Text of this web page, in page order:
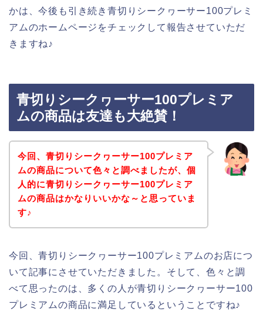
かは、今後も引き続き青切りシークヮーサー100プレミ
アムのホームページをチェックして報告させていただ
きますね♪
青切りシークヮーサー100プレミア
ムの商品は友達も大絶賛！
今回、青切りシークヮーサー100プレミア
ムの商品について色々と調べましたが、個
人的に青切りシークヮーサー100プレミア
ムの商品はかなりいいかな～と思っていま
す♪
今回、青切りシークヮーサー100プレミアムのお店につ
いて記事にさせていただきました。そして、色々と調
べて思ったのは、多くの人が青切りシークヮーサー100
プレミアムの商品に満足しているということですね♪